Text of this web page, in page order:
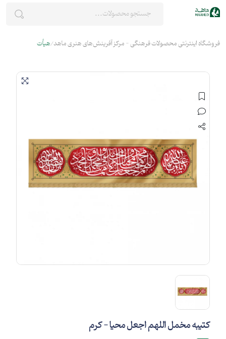
فروشگاه اینترنتی محصولات فرهنگی - مرکز آفرینش‌های هنری ماهد هیأت
کتیبه مخمل اللهم اجعل محیا - کرم